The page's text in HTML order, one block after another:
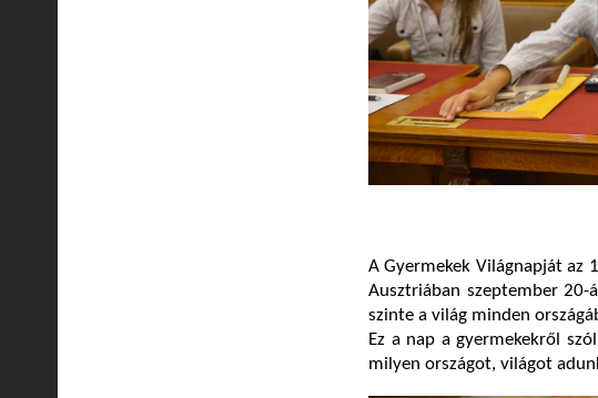
A Gyermekek Világnapját az
Ausztriában szeptember
szinte a világ minden
Ez a nap a gyermekekről
milyen országot, világot